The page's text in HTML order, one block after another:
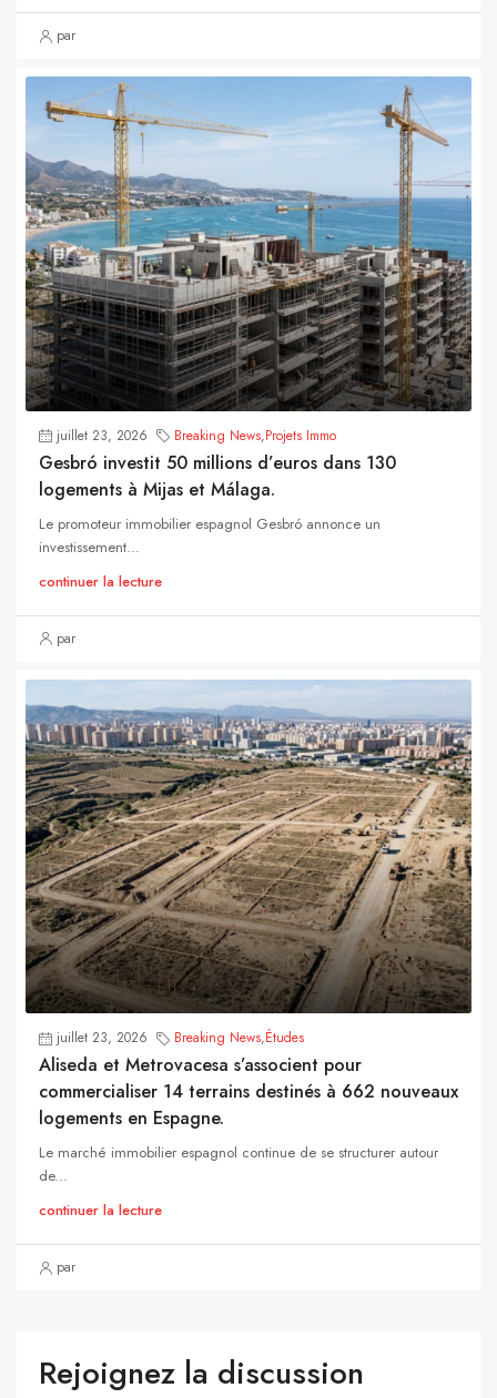
par
juillet 23, 2026 Breaking News,Projets Immo
Gesbró investit 50 millions d’euros dans 130
logements à Mijas et Málaga.
Le promoteur immobilier espagnol Gesbró annonce un
investissement...
continuer la lecture
par
juillet 23, 2026 Breaking News,Études
Aliseda et Metrovacesa s’associent pour
commercialiser 14 terrains destinés à 662 nouveaux
logements en Espagne.
Le marché immobilier espagnol continue de se structurer autour
de...
continuer la lecture
par
Rejoignez la discussion